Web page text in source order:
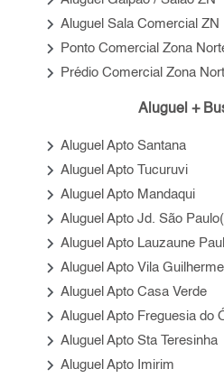
keyboard_arrow_right Aluguel Sala Comercial ZN
keyboard_arrow_right Ponto Comercial Zona
keyboard_arrow_right Prédio Comercial Zona
Aluguel +
keyboard_arrow_right Aluguel Apto Santana
keyboard_arrow_right Aluguel Apto Tucuruvi
keyboard_arrow_right Aluguel Apto Mandaqui
keyboard_arrow_right Aluguel Apto Jd. São
keyboard_arrow_right Aluguel Apto Lauzaune
keyboard_arrow_right Aluguel Apto Vila Guilherme
keyboard_arrow_right Aluguel Apto Casa Verde
keyboard_arrow_right Aluguel Apto Freguesia do
keyboard_arrow_right Aluguel Apto Sta Teresinha
keyboard_arrow_right Aluguel Apto Imirim